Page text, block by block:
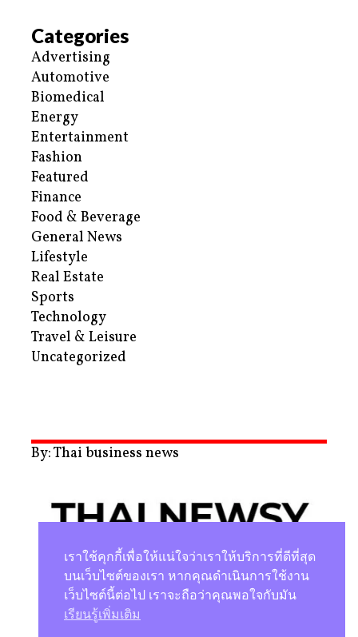
Categories
Advertising
Automotive
Biomedical
Energy
Entertainment
Fashion
Featured
Finance
Food & Beverage
General News
Lifestyle
Real Estate
Sports
Technology
Travel & Leisure
Uncategorized
By: Thai business news
นโยบายความเป็นส่วนตัว
เราใช้คุกกี้เพื่อให้แน่ใจว่าเราให้บริการที่ดีที่สุด
บนเว็บไซต์ของเรา หากคุณดำเนินการใช้งาน
เว็บไซต์นี้ต่อไป เราจะถือว่าคุณพอใจกับมัน
เรียนรู้เพิ่มเติม